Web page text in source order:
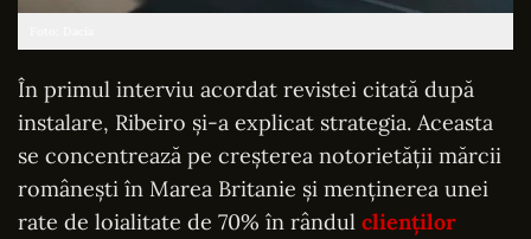
În primul interviu acordat revistei citată după
instalare, Ribeiro și-a explicat strategia. Aceasta
se concentrează pe creșterea notorietății mărcii
românești în Marea Britanie și menținerea unei
rate de loialitate de 70% în rândul clienților